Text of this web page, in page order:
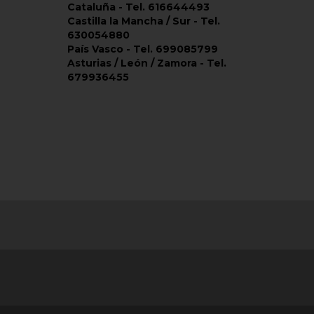
Cataluña - Tel. 616644493
Castilla la Mancha / Sur - Tel.
630054880
País Vasco - Tel. 699085799
Asturias / León / Zamora - Tel.
679936455